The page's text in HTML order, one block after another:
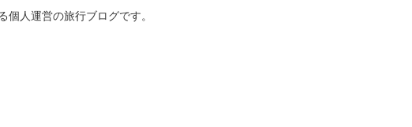
人運営の旅行ブログです。